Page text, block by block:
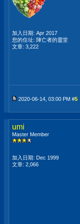
加入日期: Apr 2017
您的住址: 陣亡者的靈堂
文章: 3,222
2020-06-14, 03:00 PM #5
umi
Master Member
加入日期: Dec 1999
文章: 2,066